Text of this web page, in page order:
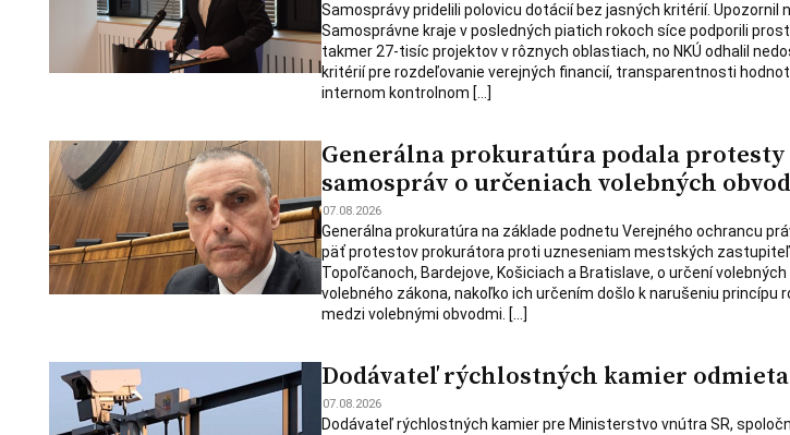
Samosprávy pridelili polovicu dotácií bez jasných kritérií. Upozornil
Samosprávne kraje v posledných piatich rokoch síce podporili
takmer 27-tisíc projektov v rôznych oblastiach, no NKÚ odhalil
kritérií pre rozdeľovanie verejných financií, transparentnosti
internom kontrolnom […]
Generálna prokuratúra podala
samospráv o určeniach volebných
07.08.2026
Generálna prokuratúra na základe podnetu Verejného ochrancu
päť protestov prokurátora proti uzneseniam mestských
Topoľčanoch, Bardejove, Košiciach a Bratislave, o určení
volebného zákona, nakoľko ich určením došlo k narušeniu princípu
medzi volebnými obvodmi. […]
Dodávateľ rýchlostných kamier
07.08.2026
Dodávateľ rýchlostných kamier pre Ministerstvo vnútra SR,